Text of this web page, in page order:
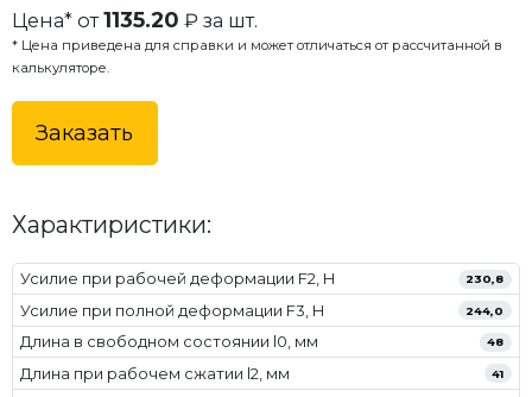
Цена* от1135.20 ₽ за шт.
* Цена приведена для справки и может отличаться от рассчитанной в
калькуляторе.
Заказать
Характиристики:
Усилие при рабочей деформации F2, Н 230,8
Усилие при полной деформации F3, Н 244,0
Длина в свободном состоянии l0, мм 48
Длина при рабочем сжатии l2, мм 41